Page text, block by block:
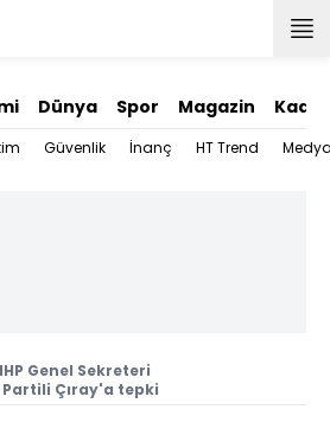
Dünya Spor Magazin Kadın
Güvenlik İnanç HT Trend
Genel Sekreteri
Çıray'a tepki